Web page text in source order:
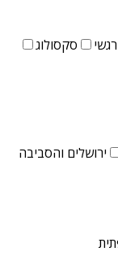
סקסולוג
ירושלים והסביבה